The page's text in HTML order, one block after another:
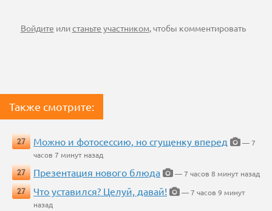
Войдите илистаньте участником, чтобы комментировать
Также смотрите:
27 Можно и фотосессию, но сгущенку вперед
— 7
часов 7 минут назад
27
Презентация нового блюда
— 7 часов 8 минут назад
27
Что уставился? Целуй, давай!
— 7 часов 9 минут
назад